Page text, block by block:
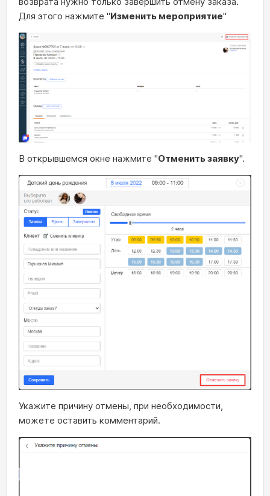
Для этого нажмите "Изменить мероприятие"
В открывшемся окне нажмите "Отменить заявку".
Укажите причину отмены, при необходимости,
можете оставить комментарий.